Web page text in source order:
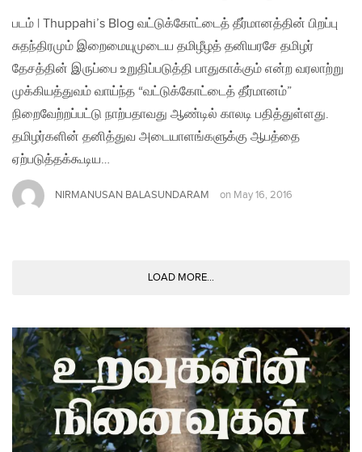
படம் | Thuppahi’s Blog வட்டுக்கோட்டைத் தீர்மானத்தின் பிறப்பு
சுதந்திரமும் இறைமையுமுடைய தமிழீழத் தனியரசே தமிழர்
தேசத்தின் இருப்பை உறுதிப்படுத்தி பாதுகாக்கும் என்ற வரலாற்று
முக்கியத்துவம் வாய்ந்த “வட்டுக்கோட்டைத் தீர்மானம்”
நிறைவேற்றப்பட்டு நாற்பதாவது ஆண்டில் காலடி பதித்துள்ளது.
தமிழர்களின் தனித்துவ அடையாளங்களுக்கு ஆபத்தை
ஏற்படுத்தக்கூடிய…
NIRMANUSAN BALASUNDARAM on May 16, 2016
LOAD MORE...